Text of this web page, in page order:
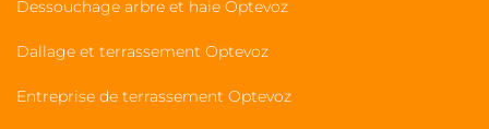
Dessouchage arbre et haie Optevoz
Dallage et terrassement Optevoz
Entreprise de terrassement Optevoz